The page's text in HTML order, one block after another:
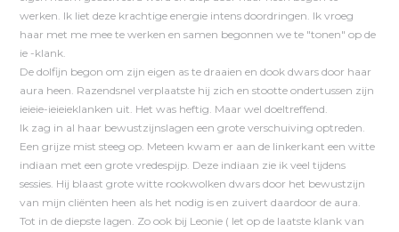
werken. Ik liet deze krachtige energie intens doordringen. Ik vroeg
haar met me mee te werken en samen begonnen we te "tonen" op de
ie -klank.
De dolfijn begon om zijn eigen as te draaien en dook dwars door haar
aura heen. Razendsnel verplaatste hij zich en stootte ondertussen zijn
ieieie-ieieieklanken uit. Het was heftig. Maar wel doeltreffend.
Ik zag in al haar bewustzijnslagen een grote verschuiving optreden.
Een grijze mist steeg op. Meteen kwam er aan de linkerkant een witte
indiaan met een grote vredespijp. Deze indiaan zie ik veel tijdens
sessies. Hij blaast grote witte rookwolken dwars door het bewustzijn
van mijn cliënten heen als het nodig is en zuivert daardoor de aura.
Tot in de diepste lagen. Zo ook bij Leonie ( let op de laatste klank van